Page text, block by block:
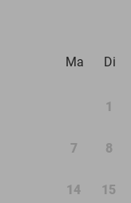
Ma
Di
1
7 8
14 15